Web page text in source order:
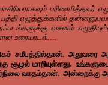
எழுத்துக்களில்
வசனம்
உரையாடல்….
சமீபத்தில்தான்.
மாறியுள்ளது.
வாதம்தான்.